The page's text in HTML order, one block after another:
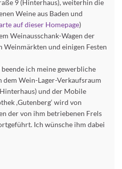
9 (Hinterhaus), weiterhin die
Weine aus Baden und
auf dieser Homepage)
Weinausschank-Wagen der
Weinmärkten und einigen Festen
ich meine gewerbliche
dem Wein-Lager-Verkaufsraum
und der Mobile
,Gutenberg‘ wird von
der von ihm betriebenen Frels
Ich wünsche ihm dabei